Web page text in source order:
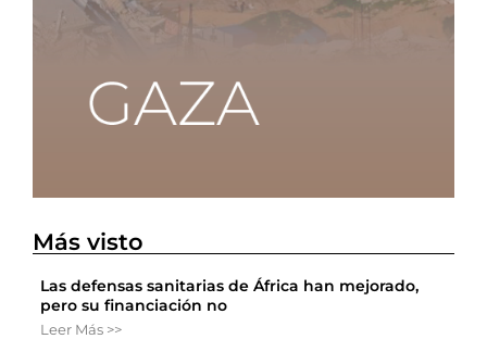
Más visto
Las defensas sanitarias de África han mejorado,
pero su financiación no
Leer Más >>